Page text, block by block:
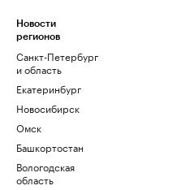
Новости
регионов
Санкт-Петербург
и область
Екатеринбург
Новосибирск
Омск
Башкортостан
Вологодская
область